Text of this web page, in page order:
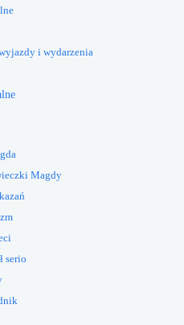
i wydarzenia
Magdy
serio